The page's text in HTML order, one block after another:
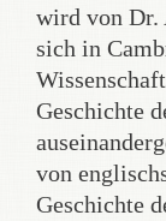
wird von Dr.
sich in
Geschichte
von
Geschichte